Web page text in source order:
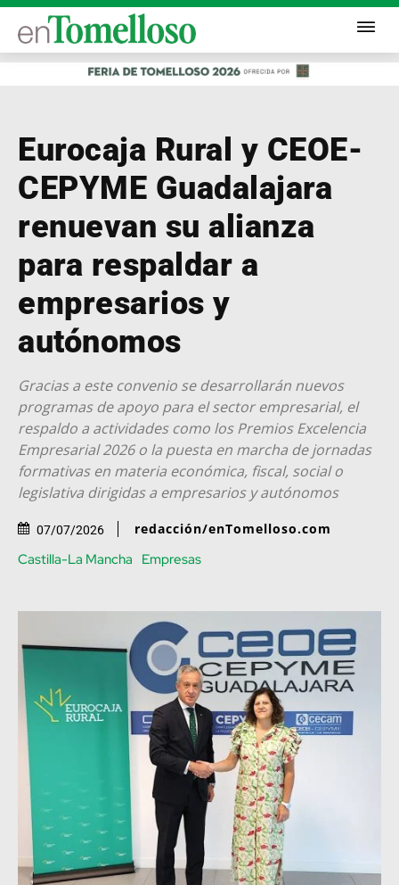
Eurocaja Rural y CEOE-
CEPYME Guadalajara
renuevan su alianza
para respaldar a
empresarios y
autónomos
Gracias a este convenio se desarrollarán nuevos
programas de apoyo para el sector empresarial, el
respaldo a actividades como los Premios Excelencia
Empresarial 2026 o la puesta en marcha de jornadas
formativas en materia económica, fiscal, social o
legislativa dirigidas a empresarios y autónomos
07/07/2026 redacción/enTomelloso.com
Castilla-La Mancha Empresas